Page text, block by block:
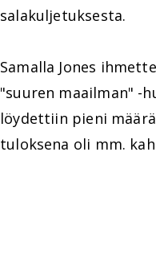
salakuljetuksesta.
Samalla Jones
"suuren maailman" -
löydettiin pieni
tuloksena oli mm.